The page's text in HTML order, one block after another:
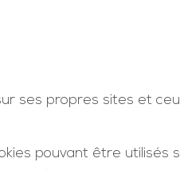
ses propres sites et
pouvant être utilisés